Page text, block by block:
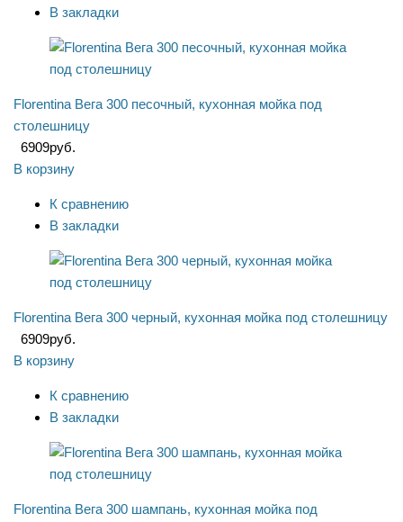
В закладки
Florentina Вега 300 песочный, кухонная мойка под
столешницу
6909руб.
В корзину
К сравнению
В закладки
Florentina Вега 300 черный, кухонная мойка под столешницу
6909руб.
В корзину
К сравнению
В закладки
Florentina Вега 300 шампань, кухонная мойка под